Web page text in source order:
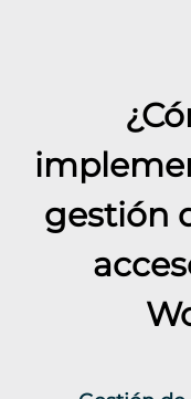
gestión